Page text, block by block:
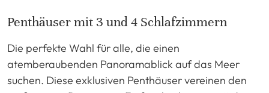
Penthäuser mit 3 und 4 Schlafzimmern
Die perfekte Wahl für alle, die einen
atemberaubenden Panoramablick auf das Meer
suchen. Diese exklusiven Penthäuser vereinen den